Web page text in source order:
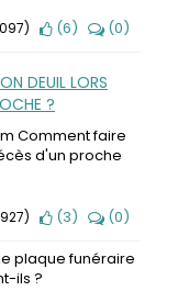
(6) (0)
DEUIL LORS
?
Comment faire
d'un proche
(3) (0)